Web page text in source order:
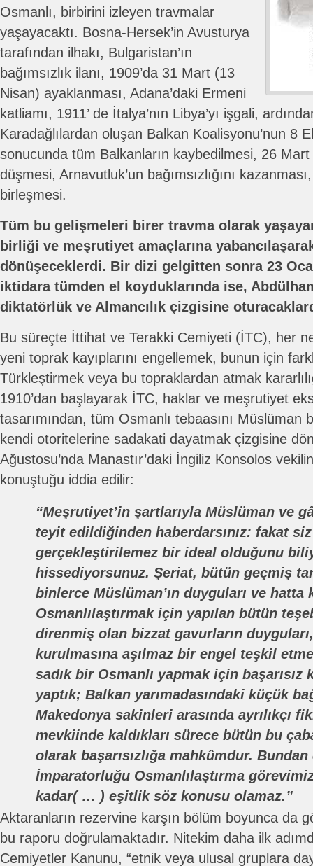
Osmanlı, birbirini izleyen travmalar
yaşayacaktı. Bosna-Hersek’in Avusturya
tarafından ilhakı, Bulgaristan’ın
bağımsızlık ilanı, 1909’da 31 Mart (13
Nisan) ayaklanması, Adana’daki Ermeni
katliamı, 1911’ de İtalya’nın Libya’yı işgali,
Karadağlılardan oluşan Balkan Koalisyonu’nun 8
sonucunda tüm Balkanların kaybedilmesi, 26 Mart
düşmesi, Arnavutluk’un bağımsızlığını
birleşmesi.
Tüm bu gelişmeleri birer travma olarak
birliği ve meşrutiyet amaçlarına
dönüşeceklerdi. Bir dizi gelgitten sonra 23
iktidara tümden el koyduklarında ise,
diktatörlük ve Almancılık çizgisine
Bu süreçte İttihat ve Terakki Cemiyeti (İTC), her
yeni toprak kayıplarını engellemek, bunun için
Türkleştirmek veya bu topraklardan atmak
1910’dan başlayarak İTC, haklar ve meşrutiyet
tasarımından, tüm Osmanlı tebaasını
kendi otoritelerine sadakati dayatmak çizgisine
Ağustosu’nda Manastır’daki İngiliz Konsolos
konuştuğu iddia edilir:
“Meşrutiyet’in şartlarıyla Müslüman ve
teyit edildiğinden haberdarsınız: fakat
gerçekleştirilemez bir ideal olduğunu
hissediyorsunuz. Şeriat, bütün geçmiş
binlerce Müslüman’ın duyguları ve hatta
Osmanlılaştırmak için yapılan bütün
direnmiş olan bizzat gavurların
kurulmasına aşılmaz bir engel teşkil
sadık bir Osmanlı yapmak için başarısız
yaptık; Balkan yarımadasındaki küçük
Makedonya sakinleri arasında ayrılıkçı
mevkiinde kaldıkları sürece bütün bu
olarak başarısızlığa mahkûmdur. Bundan
İmparatorluğu Osmanlılaştırma
kadar( … ) eşitlik söz konusu olamaz.”
Aktaranların rezervine karşın bölüm boyunca da
bu raporu doğrulamaktadır. Nitekim daha ilk
Cemiyetler Kanunu, “etnik veya ulusal gruplara